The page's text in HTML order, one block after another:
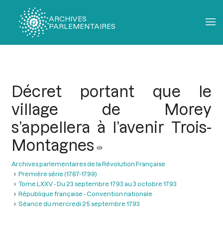
ARCHIVES
PARLEMENTAIRES
Décret portant que le
village de Morey
s’appellera à l’avenir Trois-
Montagnes
Archives parlementaires de la Révolution Française
Première série (1787-1799)
Tome LXXV - Du 23 septembre 1793 au 3 octobre 1793
République française - Convention nationale
Séance du mercredi 25 septembre 1793